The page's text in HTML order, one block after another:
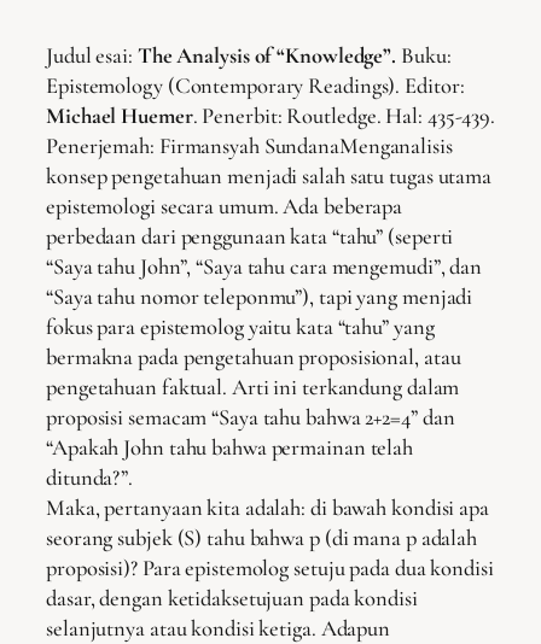
Judul esai: The Analysis of “Knowledge”. Buku:
Epistemology (Contemporary Readings). Editor:
Michael Huemer. Penerbit: Routledge. Hal: 435-439.
Penerjemah: Firmansyah SundanaMenganalisis
konsep pengetahuan menjadi salah satu tugas utama
epistemologi secara umum. Ada beberapa
perbedaan dari penggunaan kata “tahu” (seperti
“Saya tahu John”, “Saya tahu cara mengemudi”, dan
“Saya tahu nomor teleponmu”), tapi yang menjadi
fokus para epistemolog yaitu kata “tahu” yang
bermakna pada pengetahuan proposisional, atau
pengetahuan faktual. Arti ini terkandung dalam
proposisi semacam “Saya tahu bahwa 2+2=4” dan
“Apakah John tahu bahwa permainan telah
ditunda?”.
Maka, pertanyaan kita adalah: di bawah kondisi apa
seorang subjek (S) tahu bahwa p (di mana p adalah
proposisi)? Para epistemolog setuju pada dua kondisi
dasar, dengan ketidaksetujuan pada kondisi
selanjutnya atau kondisi ketiga. Adapun